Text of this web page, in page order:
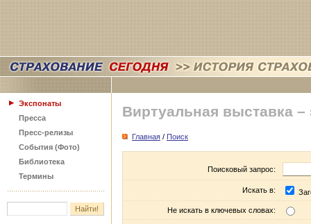
Экспонаты
Пресса
Пресс-релизы
События (Фото)
Библиотека
Термины
Виртуальная выставка –
Главная / Поиск
Поисковый запрос:
Искать в:
Не искать в ключевых словах: